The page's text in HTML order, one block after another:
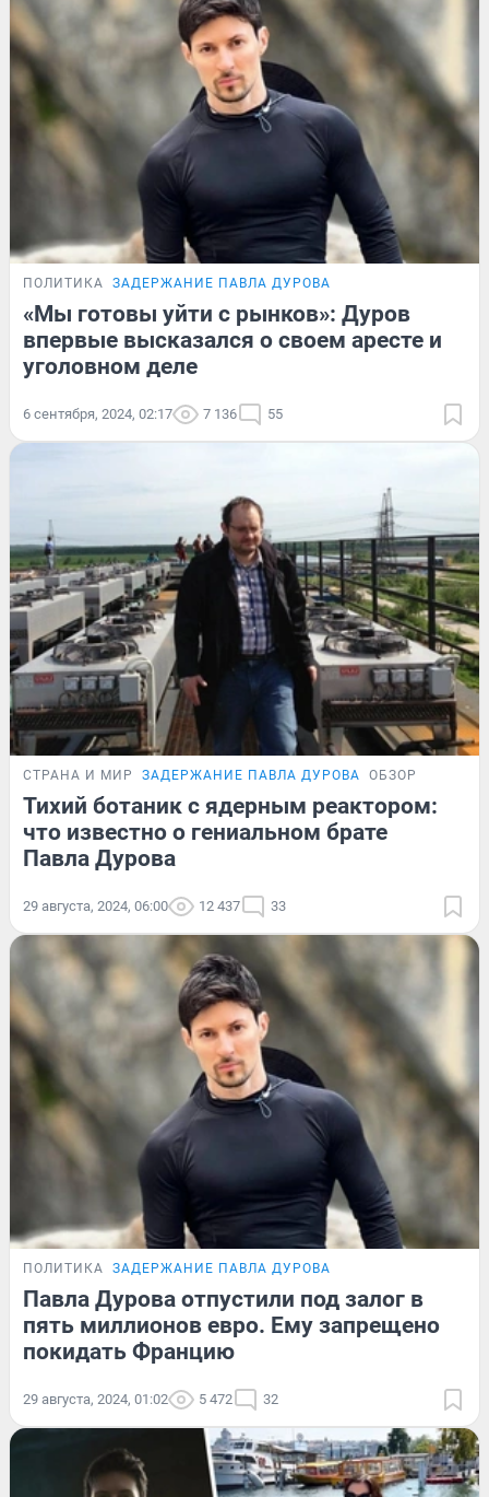
ПОЛИТИКА ЗАДЕРЖАНИЕ ПАВЛА ДУРОВА
«Мы готовы уйти с рынков»: Дуров
впервые высказался о своем аресте и
уголовном деле
6 сентября, 2024, 02:17 7 136 55
СТРАНА И МИР ЗАДЕРЖАНИЕ ПАВЛА ДУРОВА ОБЗОР
Тихий ботаник с ядерным реактором:
что известно о гениальном брате
Павла Дурова
29 августа, 2024, 06:00 12 437 33
ПОЛИТИКА ЗАДЕРЖАНИЕ ПАВЛА ДУРОВА
Павла Дурова отпустили под залог в
пять миллионов евро. Ему запрещено
покидать Францию
29 августа, 2024, 01:02 5 472 32